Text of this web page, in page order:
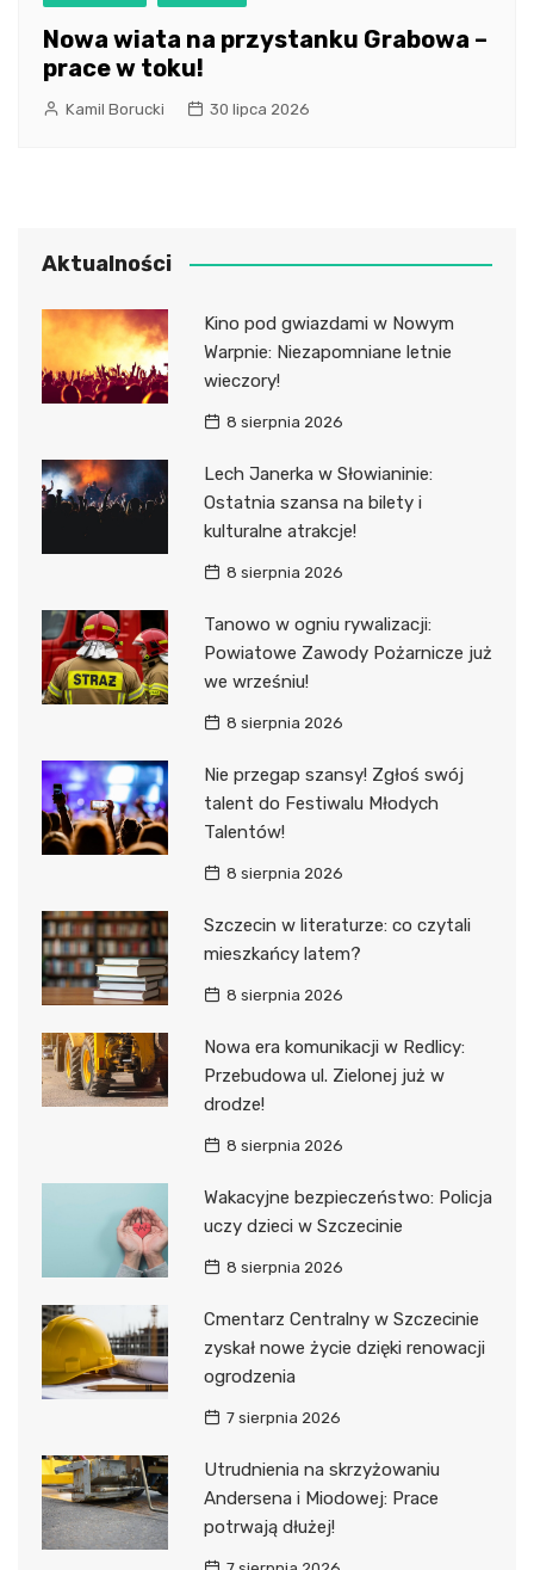
Nowa wiata na przystanku Grabowa –
prace w toku!
Kamil Borucki 30 lipca 2026
Aktualności
Kino pod gwiazdami w Nowym
Warpnie: Niezapomniane letnie
wieczory!
8 sierpnia 2026
Lech Janerka w Słowianinie:
Ostatnia szansa na bilety i
kulturalne atrakcje!
8 sierpnia 2026
Tanowo w ogniu rywalizacji:
Powiatowe Zawody Pożarnicze już
we wrześniu!
8 sierpnia 2026
Nie przegap szansy! Zgłoś swój
talent do Festiwalu Młodych
Talentów!
8 sierpnia 2026
Szczecin w literaturze: co czytali
mieszkańcy latem?
8 sierpnia 2026
Nowa era komunikacji w Redlicy:
Przebudowa ul. Zielonej już w
drodze!
8 sierpnia 2026
Wakacyjne bezpieczeństwo: Policja
uczy dzieci w Szczecinie
8 sierpnia 2026
Cmentarz Centralny w Szczecinie
zyskał nowe życie dzięki renowacji
ogrodzenia
7 sierpnia 2026
Utrudnienia na skrzyżowaniu
Andersena i Miodowej: Prace
potrwają dłużej!